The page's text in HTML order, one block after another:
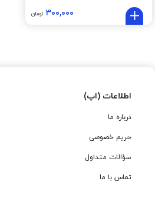
۳۰۰,۰۰۰ تومان
اطلاعات (اپ)
درباره ما
حریم خصوصی
سؤالات متداول
تماس با ما